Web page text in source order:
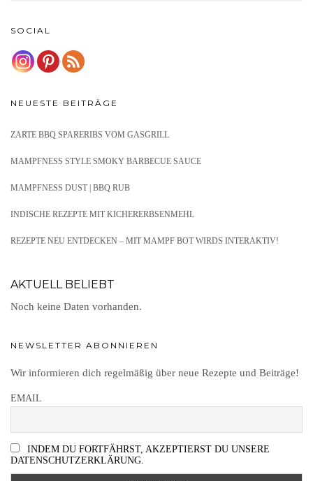
SOCIAL
NEUESTE BEITRÄGE
ZARTE BBQ SPARERIBS VOM GASGRILL
MAMPFNESS STYLE SMOKY BARBECUE SAUCE
MAMPFNESS DUST | BBQ RUB
INDISCHE REZEPTE MIT KICHERERBSENMEHL
REZEPTE NEU ENTDECKEN – MIT MAMPF BOT WIRDS INTERAKTIV!
AKTUELL BELIEBT
Noch keine Daten vorhanden.
NEWSLETTER ABONNIEREN
Wir informieren dich regelmäßig über neue Rezepte und Beiträge!
EMAIL
INDEM DU FORTFÄHRST, AKZEPTIERST DU UNSERE
DATENSCHUTZERKLÄRUNG.